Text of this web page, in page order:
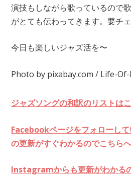
演技もしながら歌っているので
がとても伝わってきます。要チ
今日も楽しいジャズ活を〜
Photo by pixabay.com / Life-Of-
ジャズソングの和訳のリストは
Facebookページをフォローし
の更新がすぐわかるのでこちら
Instagramからも更新がわかる